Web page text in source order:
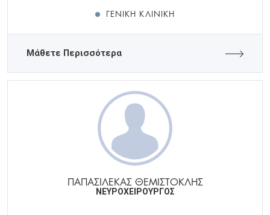
ΓΕΝΙΚΉ ΚΛΙΝΙΚΉ
Μάθετε Περισσότερα
ΠΑΠΑΣΙΛΕΚΑΣ ΘΕΜΙΣΤΟΚΛΗΣ
ΝΕΥΡΟΧΕΙΡΟΥΡΓΟΣ